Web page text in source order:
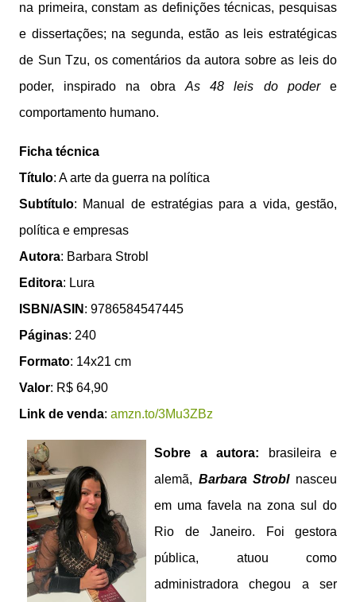
na primeira, constam as definições técnicas, pesquisas
e dissertações; na segunda, estão as leis estratégicas
de Sun Tzu, os comentários da autora sobre as leis do
poder, inspirado na obra As 48 leis do podere
comportamento humano.
Ficha técnica
Título: A arte da guerra na política
Subtítulo: Manual de estratégias para a vida, gestão,
política e empresas
Autora: Barbara Strobl
Editora: Lura
ISBN/ASIN : 9786584547445
Páginas: 240
Formato: 14x21 cm
Valor: R$ 64,90
Link de venda: amzn.to/3Mu3ZBz
Sobre a autora: brasileira e
alemã, Barbara Stroblnasceu
em uma favela na zona sul do
Rio de Janeiro. Foi gestora
pública, atuou como
administradora chegou a ser